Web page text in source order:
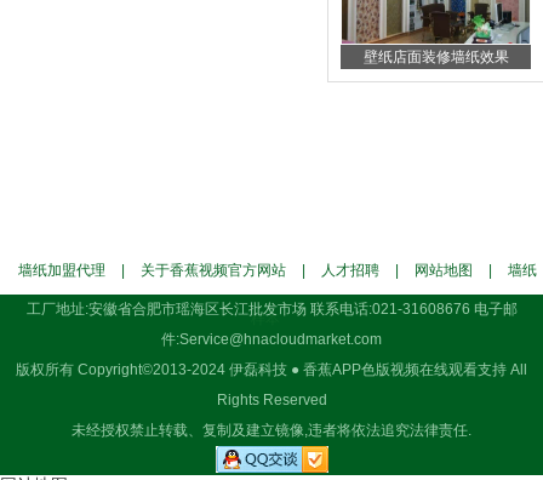
壁纸店面装修墙纸效果
墙纸加盟代理 关于香蕉视频官方网站 人才招聘 网站地图 墙纸
样本
工厂地址:安徽省合肥市瑶海区长江批发市场 联系电话:021-31608676 电子邮
件:Service@hnacloudmarket.com
版权所有 Copyright©2013-2024 伊磊科技 ● 香蕉APP色版视频在线观看支持 All
Rights Reserved
未经授权禁止转载、复制及建立镜像,违者将依法追究法律责任.